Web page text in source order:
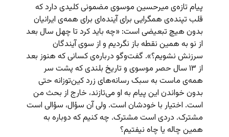
پیام تازه‌ی میرحسین موسوی مضمونی کلیدی دارد که
قلب تپنده‌ی همگرایی برای آینده‌ای برای همه‌ی ایرانیان
بدون هیچ تبعیضی است: «چه باید کرد تا چهل سال بعد
از نو به همین نقطه باز نگردیم و از سوی آیندگان
سرزنش نشویم؟». گفت‌وگو درباره‌ی کسانی که هنوز بعد
از ۱۳ سال حصر موسوی و تاریخ بلندی که پشت سر
همه‌ی ماست به سبک رسانه‌های زرد کین‌توزانه حتی
بدون خواندن این پیام به او می‌تازند،‌ خارج از بحث من
است. اختیار با خودشان است. ولی آن سؤال، سؤالی است
مشترک. دردی است مشترک. چه کنیم که دوباره به
همین چاله یا چاه نیفتیم؟